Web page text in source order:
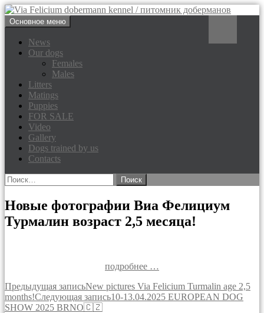
Via Felicium dobermann
kennel / питомник доберманов
Основное меню
к
News
Our dogs
Females
Males
Litters
Matings
Puppies
FOR SALE
Video
Gallery
Dogs trained by us
Contacts
Найти:
Новые фотографии Виа Фелициум
Турмалин возраст 2,5 месяца!
подробнее …
Навигация
по
Предыдущая записьNew pictures Via Felicium Turmalin age 2,5
months!Следующая запись10-13.04.2025 EUROPEAN DOG
SHOW 2025 BRNO🇨🇿